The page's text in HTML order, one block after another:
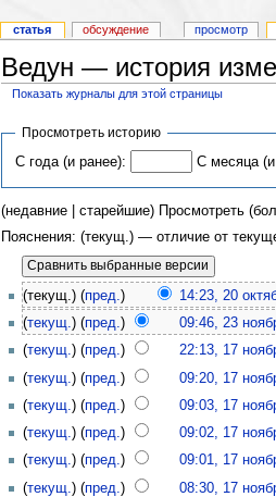
Ведун — история
Показать журналы для этой страницы
Просмотреть историю
С года (и ранее):
С месяца
(недавние | старейшие) Просмотреть
Пояснения: (текущ.) — отличие от
(текущ.) (пред. ) 14:23, 20
(текущ.) (пред.) 09:46, 23
(текущ.) (пред.) 22:13, 17
(текущ. ) (пред. ) 09:20, 17
(текущ. ) (пред. ) 09:03, 17
(текущ.) (пред.) 09:02, 17
(текущ.) (пред.) 09:01, 17
(текущ. ) (пред. ) 08:30, 17
статья обсуждение просмотр